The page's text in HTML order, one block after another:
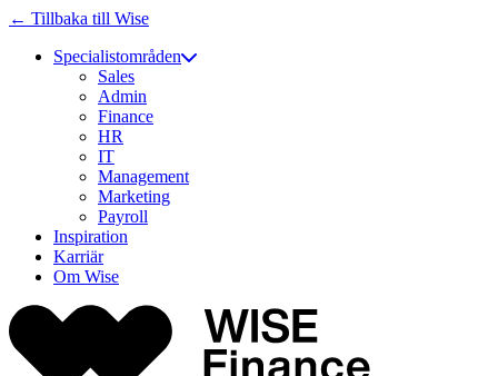
← Tillbaka till Wise
Specialistområden
Sales
Admin
Finance
HR
IT
Management
Marketing
Payroll
Inspiration
Karriär
Om Wise